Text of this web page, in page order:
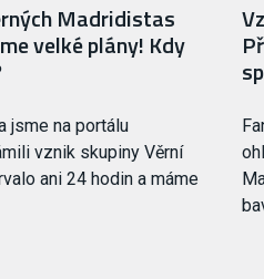
Madridistas
velké plány! Kdy
jsme na portálu
vznik skupiny Věrní
ani 24 hodin a máme